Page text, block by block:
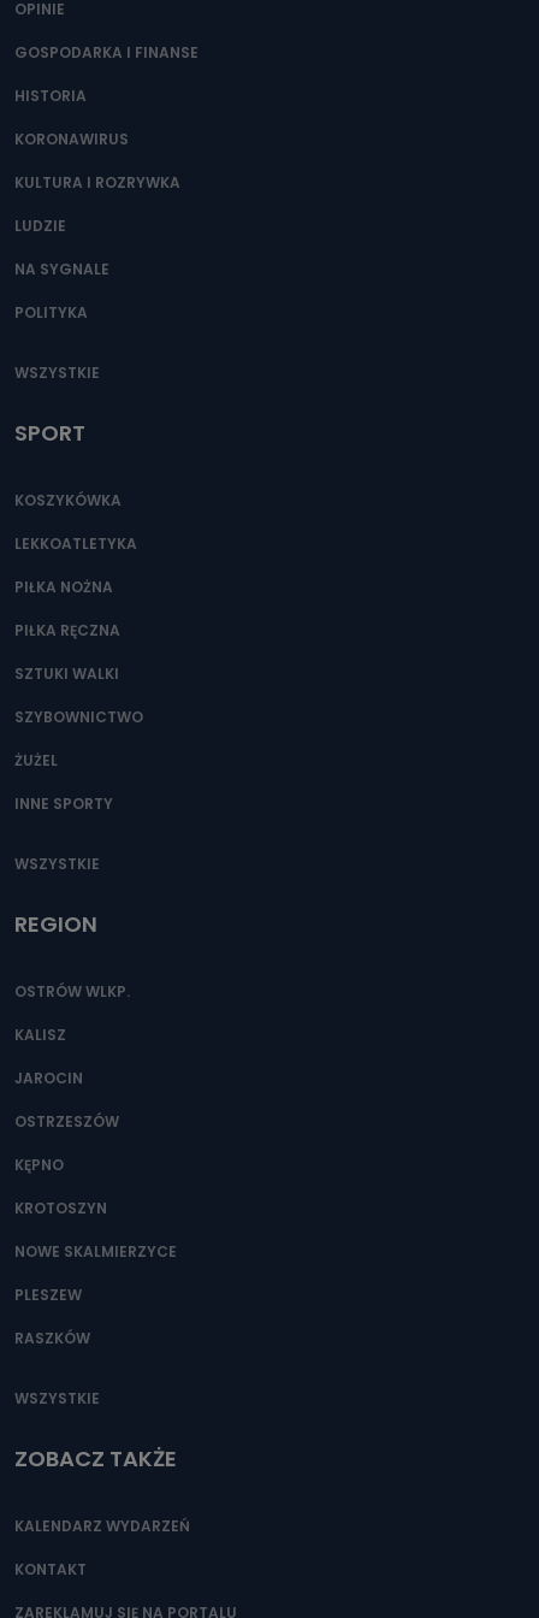
Przetwarzane kategorie Państwa danych osobowych to
zostały przekazane w Państwa imieniu) lub dane osobowe,
które zostały zebrane ze źródeł publicznie dostępnych, w
kontaktowy, adres korespondencyjny. Odbiorcą Pastwa
oraz partnerzy wspomagający administratora w jego
biznesowej działalności.
danych osobowych?
Można to zrobić pod numerem telefonu 62 735-51-05 lub
e-mailowo pod adresem: poczta@tvproart.pl
OPINIE
GOSPODARKA I FINANSE
HISTORIA
KORONAWIRUS
KULTURA I ROZRYWKA
LUDZIE
NA SYGNALE
POLITYKA
WSZYSTKIE
SPORT
KOSZYKÓWKA
LEKKOATLETYKA
PIŁKA NOŻNA
PIŁKA RĘCZNA
SZTUKI WALKI
SZYBOWNICTWO
ŻUŻEL
INNE SPORTY
WSZYSTKIE
REGION
OSTRÓW WLKP.
KALISZ
JAROCIN
OSTRZESZÓW
KĘPNO
KROTOSZYN
NOWE SKALMIERZYCE
PLESZEW
RASZKÓW
WSZYSTKIE
ZOBACZ TAKŻE
KALENDARZ WYDARZEŃ
KONTAKT
ZAREKLAMUJ SIĘ NA PORTALU